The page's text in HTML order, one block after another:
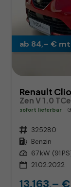
ab 84,– €
Renault Clio
Zen V 1.0
sofort lieferbar
Fahrzeugnr. 325280
Kraftstoff Benzin
Leistung 67 kW (91
21.02.2022
13.163,– €